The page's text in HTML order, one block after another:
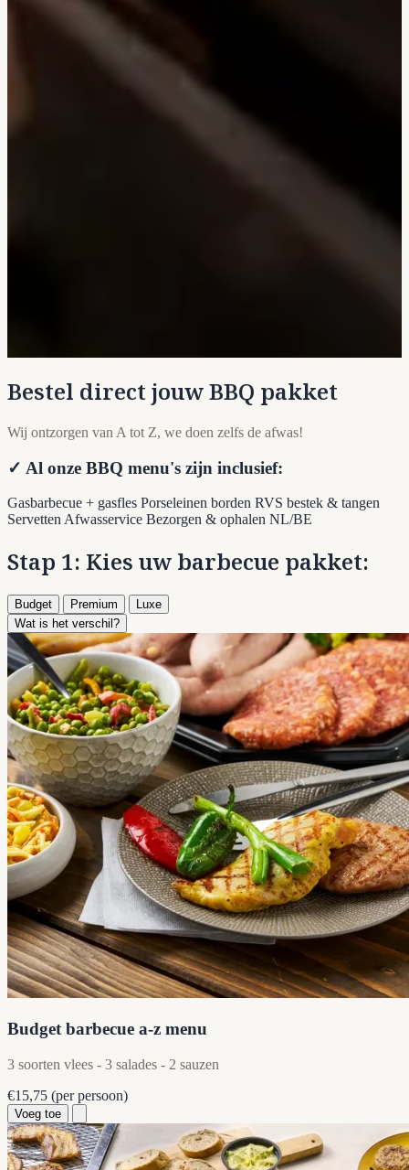
Bestel direct jouw BBQ pakket
Wij ontzorgen van A tot Z, we doen zelfs de afwas!
✓ Al onze BBQ menu's zijn inclusief:
Gasbarbecue + gasfles Porseleinen borden RVS bestek & tangen
ServettenAfwasservice Bezorgen & ophalen NL/BE
Stap 1: Kies uw barbecue pakket:
Budget Premium
Luxe
Wat is het verschil?
Budget barbecue a-z menu
3 soorten vlees - 3 salades - 2 sauzen
€15,75 (per persoon)
Voeg toe